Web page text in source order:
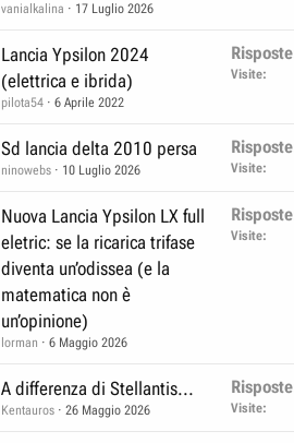
vanialkalina 17 Luglio 2026
Lancia Ypsilon 2024
(elettrica e ibrida)
pilota54 6 Aprile 2022
Risposte
Visite
Sd lancia delta 2010 persa
ninowebs 10 Luglio 2026
Risposte
Visite
Nuova Lancia Ypsilon LX full
eletric: se la ricarica trifase
diventa un’odissea (e la
matematica non è
un’opinione)
lorman 6 Maggio 2026
Risposte
Visite
A differenza di Stellantis...
Kentauros 26 Maggio 2026
Risposte
Visite